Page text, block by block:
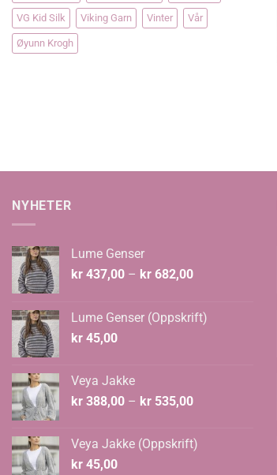
VG Kid Silk Viking Garn Vinter Vår
Øyunn Krogh
NYHETER
Lume Genser
kr 437,00 – kr 682,00Prisområde:
kr 682,00
Lume Genser (Oppskrift)
kr 45,00
Veya Jakke
kr 388,00 – kr 535,00Prisområde:
kr 535,00
Veya Jakke (Oppskrift)
kr 45,00